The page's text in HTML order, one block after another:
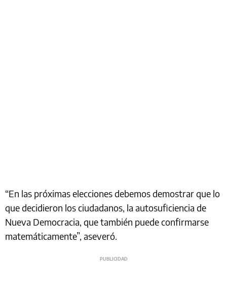
“En las próximas elecciones debemos demostrar que lo
que decidieron los ciudadanos, la autosuficiencia de
Nueva Democracia, que también puede confirmarse
matemáticamente”, aseveró.